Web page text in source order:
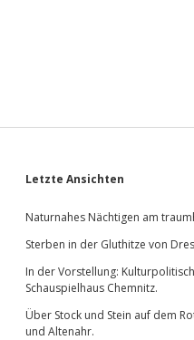
Sidebar
Letzte Ansichten
Naturnahes Nächtigen am
Sterben in der Gluthitze von
In der Vorstellung:
Schauspielhaus Chemnitz.
Über Stock und Stein auf dem
und Altenahr.